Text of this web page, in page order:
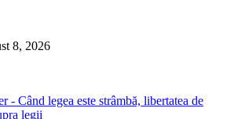
8, 2026
- Când legea este strâmbă, libertatea de
legii